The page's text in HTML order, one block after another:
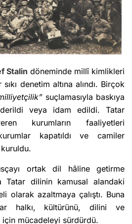
Stalin döneminde millî kimlikleri
denetim altına alındı. Birçok
suçlamasıyla baskıya
veya idam edildi. Tatar
kurumların faaliyetleri
kurumlar kapatıldı ve camiler
ortak dil hâline getirme
Tatar dilinin kamusal alandaki
olarak azaltmaya çalıştı. Buna
halkı, kültürünü, dilini ve
mücadeleyi sürdürdü.